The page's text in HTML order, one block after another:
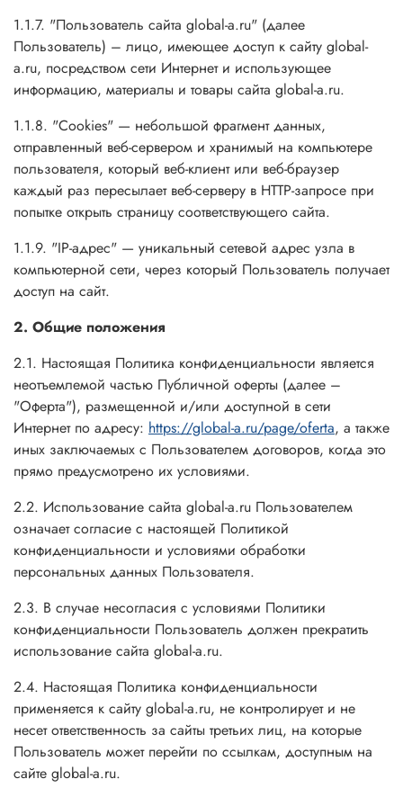
1.1.7. "Пользователь сайта global-a.ru" (далее
Пользователь) – лицо, имеющее доступ к сайту global-
a.ru, посредством сети Интернет и использующее
информацию, материалы и товары сайта global-a.ru.
1.1.8. "Cookies" — небольшой фрагмент данных,
отправленный веб-сервером и хранимый на компьютере
пользователя, который веб-клиент или веб-браузер
каждый раз пересылает веб-серверу в HTTP-запросе при
попытке открыть страницу соответствующего сайта.
1.1.9. "IP-адрес" — уникальный сетевой адрес узла в
компьютерной сети, через который Пользователь получает
доступ на сайт.
2. Общие положения
2.1. Настоящая Политика конфиденциальности является
неотъемлемой частью Публичной оферты (далее –
"Оферта"), размещенной и/или доступной в сети
Интернет по адресу: https://global-a.ru/page/oferta, а также
иных заключаемых с Пользователем договоров, когда это
прямо предусмотрено их условиями.
2.2. Использование сайта global-a.ru Пользователем
означает согласие с настоящей Политикой
конфиденциальности и условиями обработки
персональных данных Пользователя.
2.3. В случае несогласия с условиями Политики
конфиденциальности Пользователь должен прекратить
использование сайта global-a.ru.
2.4. Настоящая Политика конфиденциальности
применяется к сайту global-a.ru, не контролирует и не
несет ответственность за сайты третьих лиц, на которые
Пользователь может перейти по ссылкам, доступным на
сайте global-a.ru.